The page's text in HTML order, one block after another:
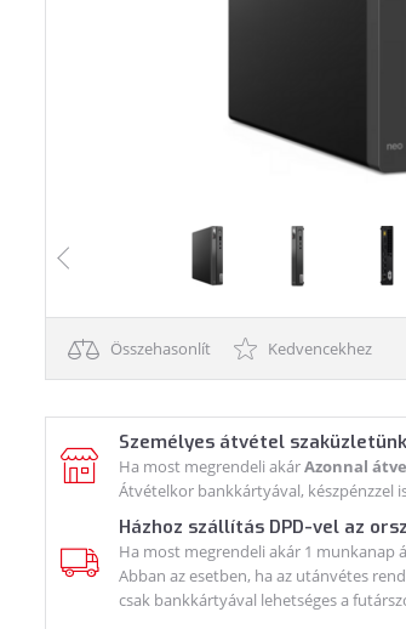
Összehasonlít Kedvencekhez
Személyes átvétel
Ha most megrendeli akárAzonnal
Átvételkor bankkártyával, készpénzzel
Házhoz szállítás DPD-vel az
Ha most megrendeli akár 1 munkanap
Abban az esetben, ha az utánvétes
csak bankkártyával lehetséges a